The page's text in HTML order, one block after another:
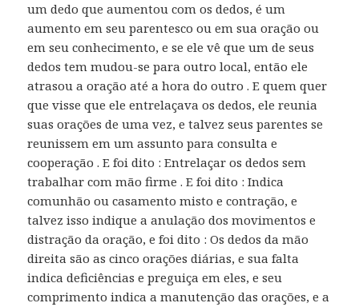
um dedo que aumentou com os dedos, é um
aumento em seu parentesco ou em sua oração ou
em seu conhecimento, e se ele vê que um de seus
dedos tem mudou-se para outro local, então ele
atrasou a oração até a hora do outro . E quem quer
que visse que ele entrelaçava os dedos, ele reunia
suas orações de uma vez, e talvez seus parentes se
reunissem em um assunto para consulta e
cooperação . E foi dito : Entrelaçar os dedos sem
trabalhar com mão firme . E foi dito : Indica
comunhão ou casamento misto e contração, e
talvez isso indique a anulação dos movimentos e
distração da oração, e foi dito : Os dedos da mão
direita são as cinco orações diárias, e sua falta
indica deficiências e preguiça em eles, e seu
comprimento indica a manutenção das orações, e a